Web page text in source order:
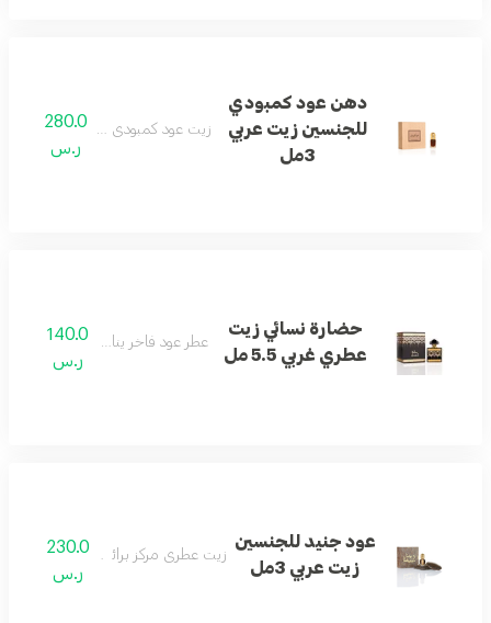
دهن عود كمبودي
للجنسين زيت عربي
3مل
زيت عود كمبودي أصيل ذو رائحة
280.0
ر.س
حضارة نسائي زيت
عطري غربي 5.5 مل
عطر عود فاخر يناسب الجنسين.
140.0
ر.س
عود جنيد للجنسين
زيت عربي 3مل
زيت عطري مركز برائحة العود الأصيلة.
230.0
ر.س